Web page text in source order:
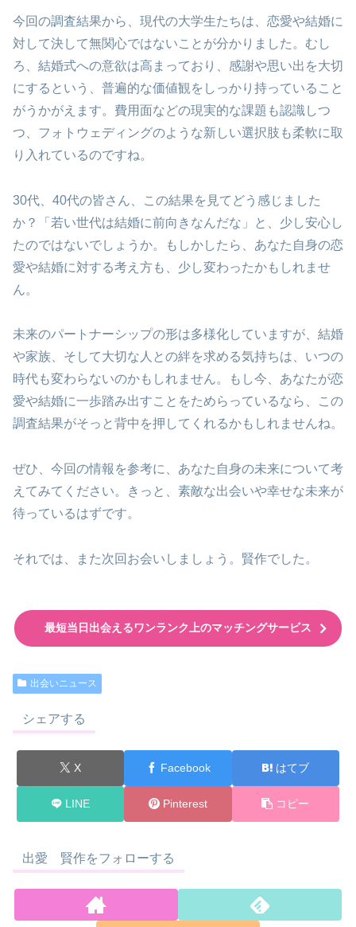
今回の調査結果から、現代の大学生たちは、恋愛や結婚に
対して決して無関心ではないことが分かりました。むし
ろ、結婚式への意欲は高まっており、感謝や思い出を大切
にするという、普遍的な価値観をしっかり持っていること
がうかがえます。費用面などの現実的な課題も認識しつ
つ、フォトウェディングのような新しい選択肢も柔軟に取
り入れているのですね。
30代、40代の皆さん、この結果を見てどう感じました
か？「若い世代は結婚に前向きなんだな」と、少し安心し
たのではないでしょうか。もしかしたら、あなた自身の恋
愛や結婚に対する考え方も、少し変わったかもしれませ
ん。
未来のパートナーシップの形は多様化していますが、結婚
や家族、そして大切な人との絆を求める気持ちは、いつの
時代も変わらないのかもしれません。もし今、あなたが恋
愛や結婚に一歩踏み出すことをためらっているなら、この
調査結果がそっと背中を押してくれるかもしれませんね。
ぜひ、今回の情報を参考に、あなた自身の未来について考
えてみてください。きっと、素敵な出会いや幸せな未来が
待っているはずです。
それでは、また次回お会いしましょう。賢作でした。
最短当日出会えるワンランク上のマッチングサービス
出会いニュース
シェアする
X Facebook はてブ
LINE Pinterest コピー
出愛 賢作をフォローする